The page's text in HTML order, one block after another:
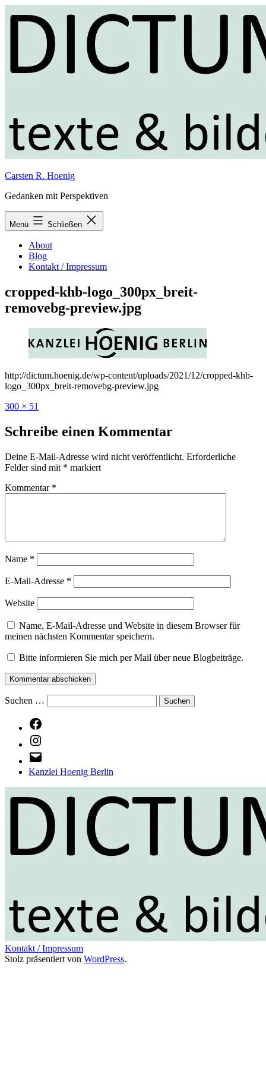
Inhalt
Carsten R. Hoenig
Gedanken mit Perspektiven
Menü Schließen
About
Blog
Kontakt / Impressum
cropped-khb-logo_300px_breit-
removebg-preview.jpg
http://dictum.hoenig.de/wp-content/uploads/2021/12/cropped-khb-
logo_300px_breit-removebg-preview.jpg
Originalgröße
300 × 51
Schreibe einen Kommentar
Deine E-Mail-Adresse wird nicht veröffentlicht. Erforderliche
Felder sind mit * markiert
Kommentar *
Name *
E-Mail-Adresse *
Website
Name, E-Mail-Adresse und Website in diesem Browser für
meinen nächsten Kommentar speichern.
Bitte informieren Sie mich per Mail über neue Blogbeiträge.
Suchen …
Kanzlei Hoenig Berlin
Kontakt / Impressum
Stolz präsentiert von WordPress.